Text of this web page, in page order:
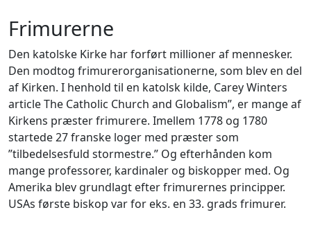
Frimurerne
Den katolske Kirke har forført millioner af mennesker.
Den modtog frimurerorganisationerne, som blev en del
af Kirken. I henhold til en katolsk kilde, Carey Winters
articleThe Catholic Church and Globalism”, er mange af
Kirkens præster frimurere. Imellem 1778 og 1780
startede 27 franske loger med præster som
”tilbedelsesfuld stormestre.” Og efterhånden kom
mange professorer, kardinaler og biskopper med. Og
Amerika blev grundlagt efter frimurernes principper.
USAs første biskop var for eks. en 33. grads frimurer.